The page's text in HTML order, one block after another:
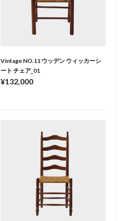
Vintage NO.11 ウッデン ウィッカーシ
ート チェア_01
¥132,000